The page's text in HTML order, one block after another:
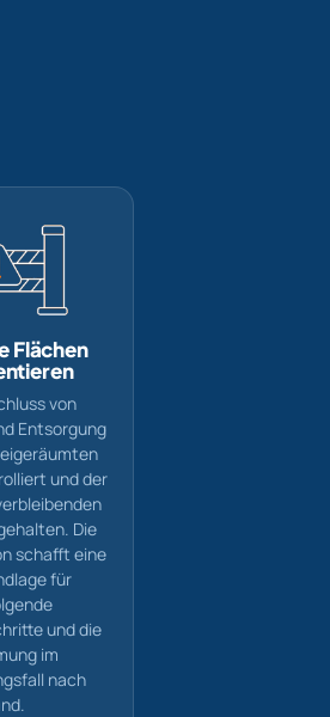
Flächen
von
Entsorgung
und der
Die
schafft eine
für
und die
im
nach